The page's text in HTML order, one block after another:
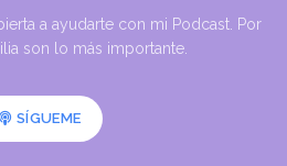
a ayudarte con mi Podcast. Por
son lo más importante.
SÍGUEME